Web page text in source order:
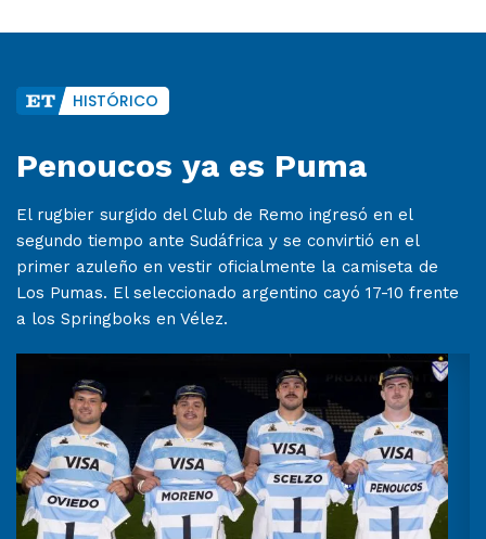
HISTÓRICO
Penoucos ya es Puma
El rugbier surgido del Club de Remo ingresó en el
segundo tiempo ante Sudáfrica y se convirtió en el
primer azuleño en vestir oficialmente la camiseta de
Los Pumas. El seleccionado argentino cayó 17-10 frente
a los Springboks en Vélez.